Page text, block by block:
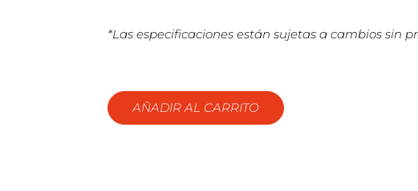
*Las especificaciones están sujetas a cambios sin
AÑADIR AL CARRITO